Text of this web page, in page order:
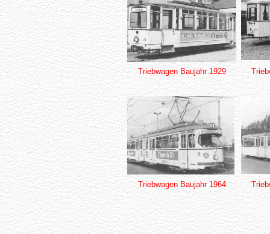
Triebwagen Baujahr 1929
Triebwagen Baujahr 1964